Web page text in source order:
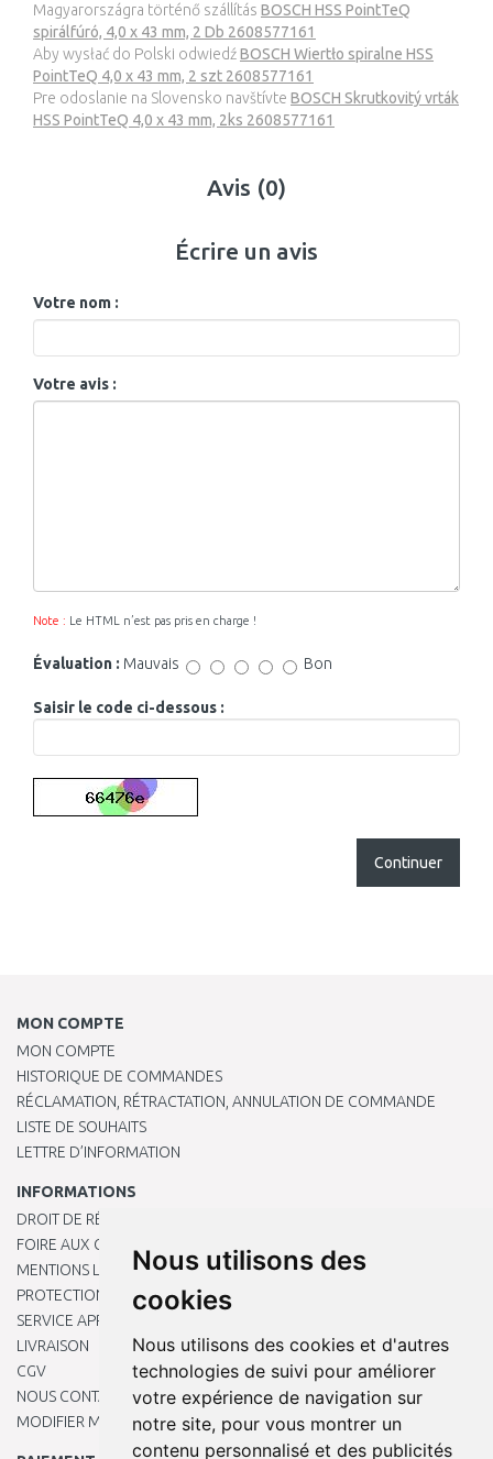
Nous utilisons des
cookies
Nous utilisons des cookies et d'autres
technologies de suivi pour améliorer
votre expérience de navigation sur
notre site, pour vous montrer un
contenu personnalisé et des publicités
Magyarországra történő szállítás BOSCH HSS PointTeQ
spirálfúró, 4,0 x 43 mm, 2 Db 2608577161
Aby wysłać do Polski odwiedźBOSCH Wiertło spiralne HSS
PointTeQ 4,0 x 43 mm, 2 szt 2608577161
Pre odoslanie na Slovensko navštívte BOSCH Skrutkovitý vrták
HSS PointTeQ 4,0 x 43 mm, 2ks 2608577161
Avis (0)
Écrire un avis
Votre nom :
Votre avis :
Note : Le HTML n’est pas pris en charge !
Évaluation : Mauvais Bon
Saisir le code ci-dessous :
Continuer
MON COMPTE
MON COMPTE
HISTORIQUE DE COMMANDES
RÉCLAMATION, RÉTRACTATION, ANNULATION DE COMMANDE
LISTE DE SOUHAITS
LETTRE D’INFORMATION
INFORMATIONS
DROIT DE RÉTRACTATION
FOIRE AUX QUESTIONS
MENTIONS LÉGALES
PROTECTION DES DONNÉES PERSONNELLES
SERVICE APRÈS-VENTE
LIVRAISON
CGV
NOUS CONTACTER
MODIFIER MES PRÉFÉRENCES DE COOKIES